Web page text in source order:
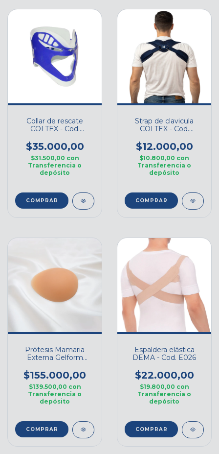
Collar de rescate
COLTEX - Cod.
$35.000,00
$31.500,00 con
Transferencia o
depósito
COMPRAR
Strap de clavicula
COLTEX - Cod.
$12.000,00
$10.800,00 con
Transferencia o
depósito
COMPRAR
Prótesis Mamaria
Externa Gelform
CA
$155.000,00
$139.500,00 con
Transferencia o
depósito
COMPRAR
Espaldera elástica
DEMA - Cod. E026
$22.000,00
$19.800,00 con
Transferencia o
depósito
COMPRAR